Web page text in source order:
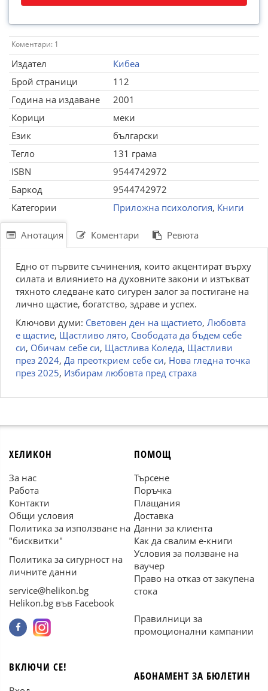
Коментари: 1
Издател
Кибеа
Брой страници
112
Година на издаване
2001
Корици
меки
Език
български
Тегло
131 грама
ISBN
9544742972
Баркод
9544742972
Категории
Приложна психология, Книги
Анотация Коментари Ревюта
Едно от първите съчинения, които акцентират върху
силата и влиянието на духовните закони и изтъкват
тяхното следване като сигурен залог за постигане на
лично щастие, богатство, здраве и успех.
Ключови думи: Световен ден на щастието, Любовта
е щастие, Щастливо лято, Свободата да бъдем себе
си, Обичам себе си, Щастлива Коледа, Щастливи
през 2024, Да преоткрием себе си, Нова гледна точка
през 2025, Избирам любовта пред страха
ХЕЛИКОН
За нас
Работа
Контакти
Общи условия
Политика за използване на
"бисквитки"
Политика за сигурност на
личните данни
service@helikon.bg
Helikon.bg във Facebook
ПОМОЩ
Търсене
Поръчка
Плащания
Доставка
Данни за клиента
Как да свалим е-книги
Условия за ползване на
ваучер
Право на отказ от закупена
стока
Правилници за
промоционални кампании
ВКЛЮЧИ СЕ!
АБОНАМЕНТ ЗА БЮЛЕТИН